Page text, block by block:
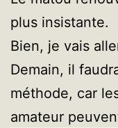
plus insistante.
Bien, je vais
Demain, il
méthode, car
amateur